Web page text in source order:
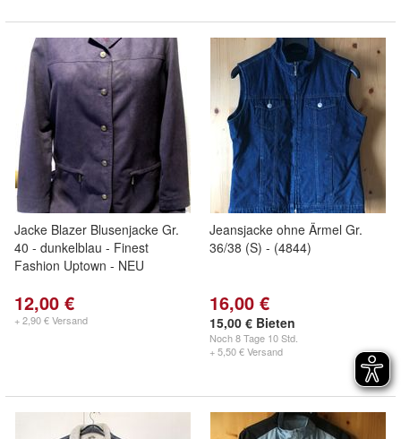
Jacke Blazer Blusenjacke Gr.
40 - dunkelblau - Finest
Fashion Uptown - NEU
12,00 €
+ 2,90 € Versand
Jeansjacke ohne Ärmel Gr.
36/38 (S) - (4844)
16,00 €
15,00 € Bieten
Noch8 Tage 10 Std.
+ 5,50 € Versand